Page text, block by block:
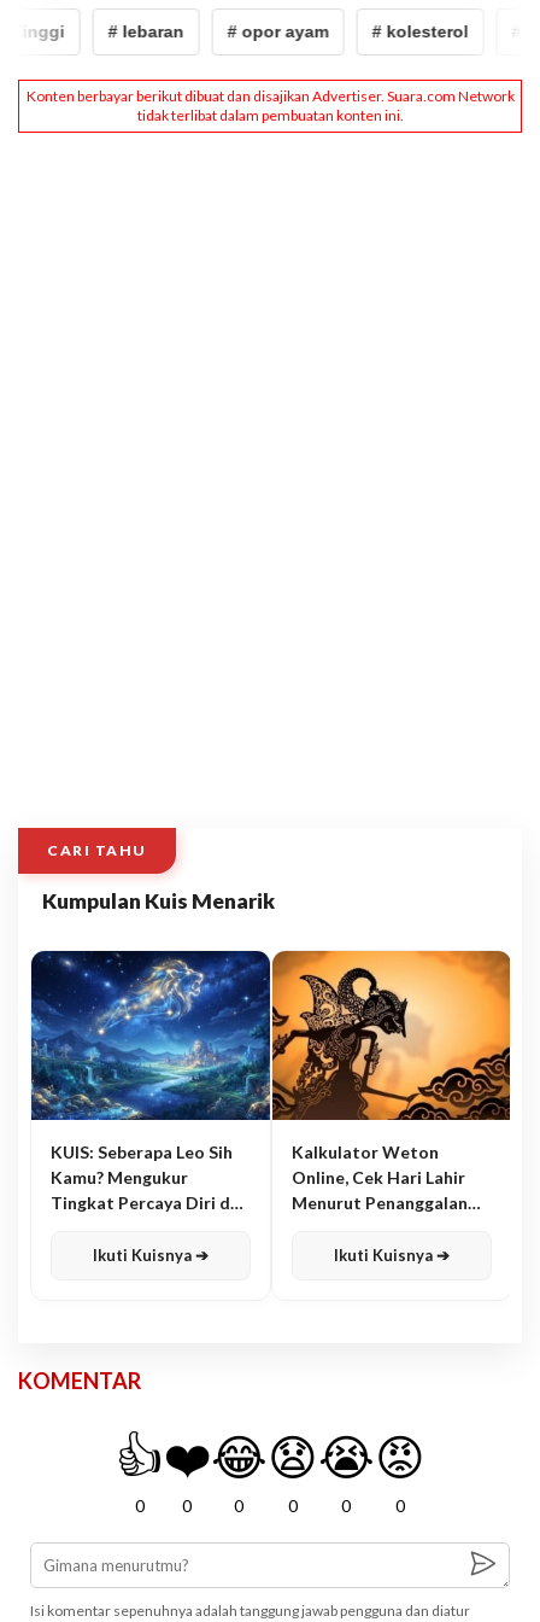
# lebaran # opor ayam # kolesterol #
CARI TAHU
Kumpulan Kuis Menarik
KUIS: Seberapa Leo Sih
Kamu? Mengukur
Tingkat Percaya Diri dan
Ikuti Kuisnya ➔
Kalkulator Weton
Online, Cek Hari Lahir
Menurut Penanggalan
Ikuti Kuisnya ➔
KOMENTAR
👍
0
❤️
0
😂
0
😧
0
😭
0
😡
0
Isi komentar sepenuhnya adalah tanggung jawab pengguna dan diatur